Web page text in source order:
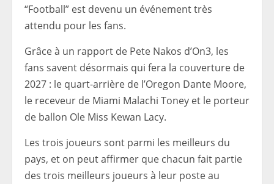
“Football” est devenu un événement très
attendu pour les fans.
Grâce à un rapport de Pete Nakos d’On3, les
fans savent désormais qui fera la couverture de
2027 : le quart-arrière de l’Oregon Dante Moore,
le receveur de Miami Malachi Toney et le porteur
de ballon Ole Miss Kewan Lacy.
Les trois joueurs sont parmi les meilleurs du
pays, et on peut affirmer que chacun fait partie
des trois meilleurs joueurs à leur poste au